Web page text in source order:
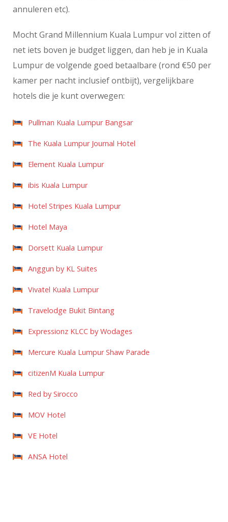
annuleren etc).
Mocht Grand Millennium Kuala Lumpur vol zitten of
net iets boven je budget liggen, dan heb je in Kuala
Lumpur de volgende goed betaalbare (rond €50 per
kamer per nacht inclusief ontbijt), vergelijkbare
hotels die je kunt overwegen:
Pullman Kuala Lumpur Bangsar
The Kuala Lumpur Journal Hotel
Element Kuala Lumpur
ibis Kuala Lumpur
Hotel Stripes Kuala Lumpur
Hotel Maya
Dorsett Kuala Lumpur
Anggun by KL Suites
Vivatel Kuala Lumpur
Travelodge Bukit Bintang
Expressionz KLCC by Wodages
Mercure Kuala Lumpur Shaw Parade
citizenM Kuala Lumpur
Red by Sirocco
MOV Hotel
VE Hotel
ANSA Hotel